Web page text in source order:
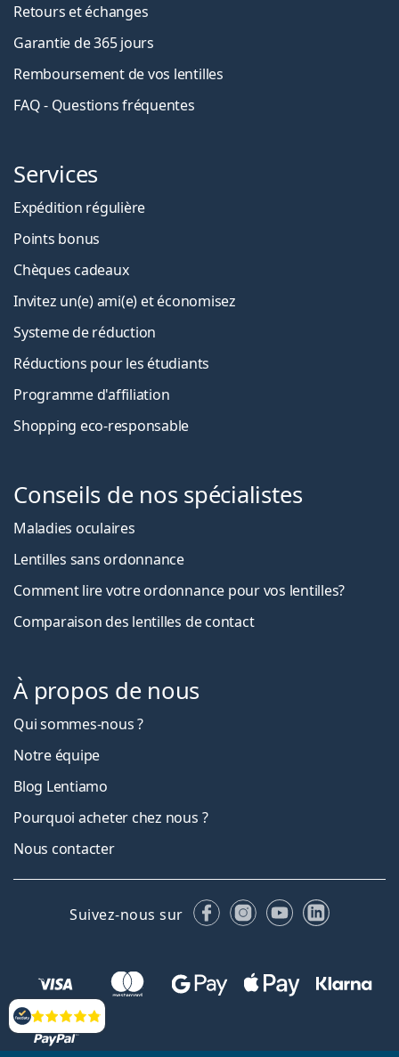
Évaluation
Retours et échanges
Garantie de 365 jours
Remboursement de vos lentilles
FAQ - Questions fréquentes
Services
Expédition régulière
Points bonus
Chèques cadeaux
Invitez un(e) ami(e) et économisez
Systeme de réduction
Réductions pour les étudiants
Programme d'affiliation
Shopping eco-responsable
Conseils de nos spécialistes
Maladies oculaires
Lentilles sans ordonnance
Comment lire votre ordonnance pour vos lentilles?
Comparaison des lentilles de contact
À propos de nous
Qui sommes-nous ?
Notre équipe
Blog Lentiamo
Pourquoi acheter chez nous ?
Nous contacter
Suivez-nous sur FacebookInstagram
YouTubeLinkedIn